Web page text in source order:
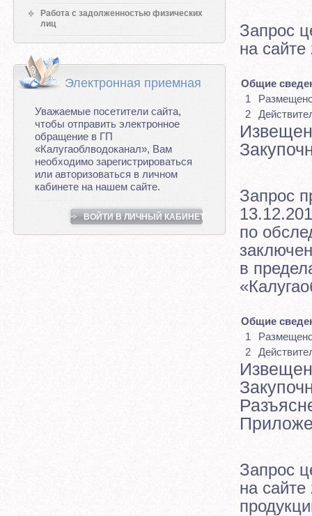
Работа с задолженностью физических
лиц
Электронная приемная
Уважаемые посетители сайта,
чтобы отправить электронное
обращение в ГП
«Калугаоблводоканал», Вам
необходимо зарегистрироваться
или авторизоваться в личном
кабинете на нашем сайте.
ВОЙТИ В ЛИЧНЫЙ КАБИНЕТ
Запрос
на сайте
Общие
1
2
Запрос
по
в
Общие
1
2
Запрос
на